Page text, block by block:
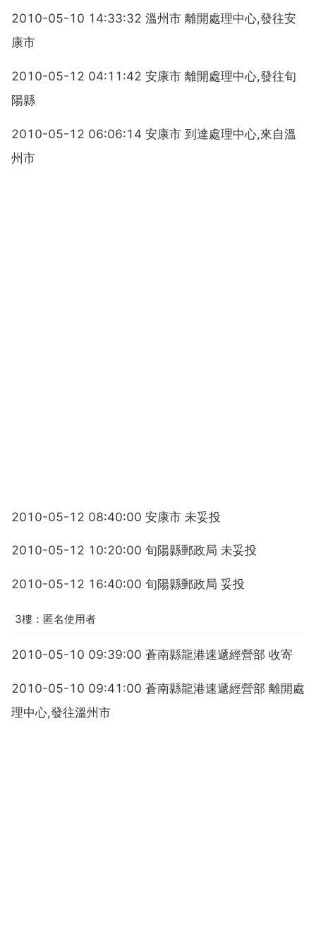
2010-05-10 14:33:32 溫州市 離開處理中心,發往安
康市
2010-05-12 04:11:42 安康市 離開處理中心,發往旬
陽縣
2010-05-12 06:06:14 安康市 到達處理中心,來自溫
州市
2010-05-12 08:40:00 安康市 未妥投
2010-05-12 10:20:00 旬陽縣郵政局 未妥投
2010-05-12 16:40:00 旬陽縣郵政局 妥投
3樓：匿名使用者
2010-05-10 09:39:00 蒼南縣龍港速遞經營部 收寄
2010-05-10 09:41:00 蒼南縣龍港速遞經營部 離開處
理中心,發往溫州市